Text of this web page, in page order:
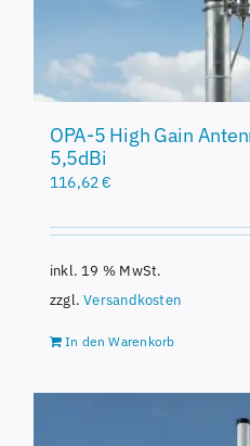
OPA-5 High Gain
5,5dBi
116,62€
inkl. 19 % MwSt.
zzgl.Versandkosten
In den Warenkorb